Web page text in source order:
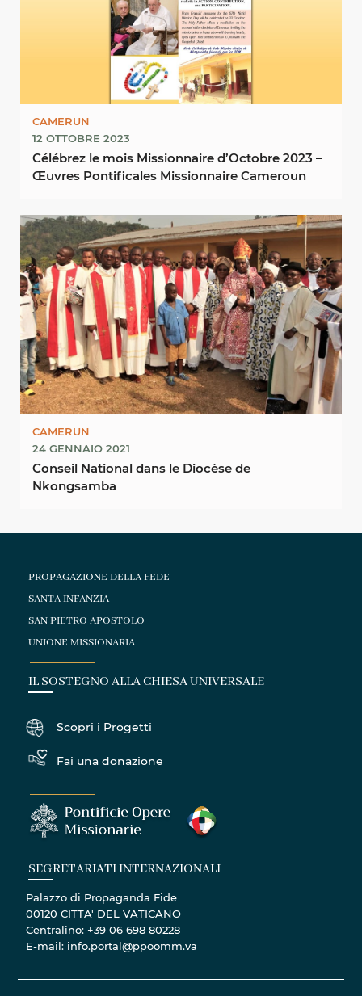
CAMERUN
12 OTTOBRE 2023
Célébrez le mois Missionnaire d’Octobre 2023 –
Œuvres Pontificales Missionnaire Cameroun
CAMERUN
24 GENNAIO 2021
Conseil National dans le Diocèse de
Nkongsamba
PROPAGAZIONE DELLA FEDE
SANTA INFANZIA
SAN PIETRO APOSTOLO
UNIONE MISSIONARIA
IL SOSTEGNO ALLA CHIESA UNIVERSALE
Scopri i Progetti
Fai una donazione
SEGRETARIATI INTERNAZIONALI
Palazzo di Propaganda Fide
00120 CITTA' DEL VATICANO
Centralino: +39 06 698 80228
E-mail: info.portal@ppoomm.va